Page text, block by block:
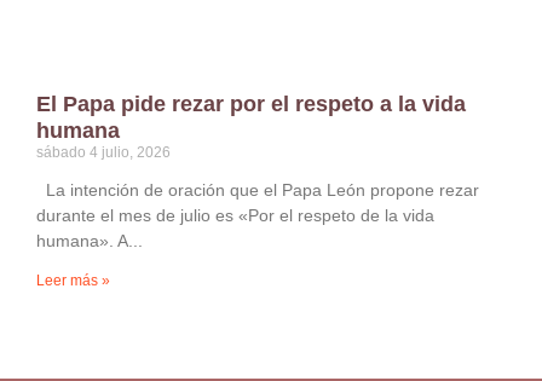
El Papa pide rezar por el respeto a la vida
humana
sábado 4 julio, 2026
La intención de oración que el Papa León propone rezar
durante el mes de julio es «Por el respeto de la vida
humana». A
Leer más »